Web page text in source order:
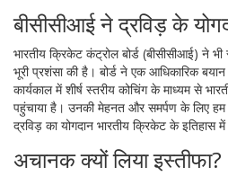
बीसीसीआई ने द्रविड़ के
भारतीय क्रिकेट कंट्रोल बोर्ड (बीसीसीआई) ने
भूरी प्रशंसा की है। बोर्ड ने एक आधिकारिक
कार्यकाल में शीर्ष स्तरीय कोचिंग के माध्यम से
पहुंचाया है। उनकी मेहनत और समर्पण के लिए
द्रविड़ का योगदान भारतीय क्रिकेट के इतिहास
अचानक क्यों लिया इस्तीफा?